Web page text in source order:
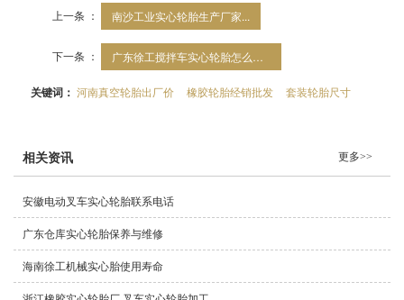
上一条 ： 南沙工业实心轮胎生产厂家...
下一条 ： 广东徐工搅拌车实心轮胎怎么安装
关键词：河南真空轮胎出厂价 橡胶轮胎经销批发 套装轮胎尺寸
相关资讯 更多>>
安徽电动叉车实心轮胎联系电话
广东仓库实心轮胎保养与维修
海南徐工机械实心胎使用寿命